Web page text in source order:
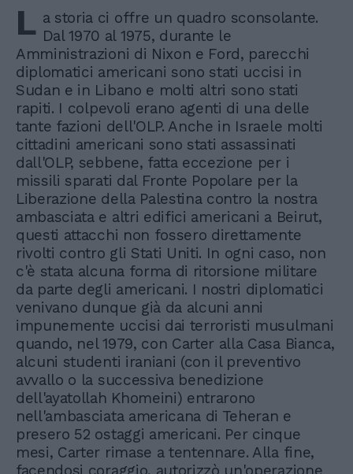
L a storia ci offre un quadro sconsolante.
Dal 1970 al 1975, durante le
Amministrazioni di Nixon e Ford, parecchi
diplomatici americani sono stati uccisi in
Sudan e in Libano e molti altri sono stati
rapiti. I colpevoli erano agenti di una delle
tante fazioni dell'OLP. Anche in Israele molti
cittadini americani sono stati assassinati
dall'OLP, sebbene, fatta eccezione per i
missili sparati dal Fronte Popolare per la
Liberazione della Palestina contro la nostra
ambasciata e altri edifici americani a Beirut,
questi attacchi non fossero direttamente
rivolti contro gli Stati Uniti. In ogni caso, non
c'è stata alcuna forma di ritorsione militare
da parte degli americani. I nostri diplomatici
venivano dunque già da alcuni anni
impunemente uccisi dai terroristi musulmani
quando, nel 1979, con Carter alla Casa Bianca,
alcuni studenti iraniani (con il preventivo
avvallo o la successiva benedizione
dell'ayatollah Khomeini) entrarono
nell'ambasciata americana di Teheran e
presero 52 ostaggi americani. Per cinque
mesi, Carter rimase a tentennare. Alla fine,
facendosi coraggio, autorizzò un'operazione